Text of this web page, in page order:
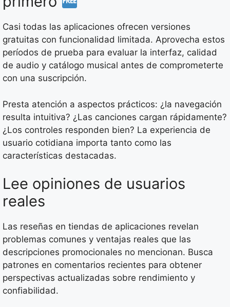
Casi todas las aplicaciones ofrecen versiones
gratuitas con funcionalidad limitada. Aprovecha estos
períodos de prueba para evaluar la interfaz, calidad
de audio y catálogo musical antes de comprometerte
con una suscripción.
Presta atención a aspectos prácticos: ¿la navegación
resulta intuitiva? ¿Las canciones cargan rápidamente?
¿Los controles responden bien? La experiencia de
usuario cotidiana importa tanto como las
características destacadas.
Lee opiniones de usuarios
reales
Las reseñas en tiendas de aplicaciones revelan
problemas comunes y ventajas reales que las
descripciones promocionales no mencionan. Busca
patrones en comentarios recientes para obtener
perspectivas actualizadas sobre rendimiento y
confiabilidad.